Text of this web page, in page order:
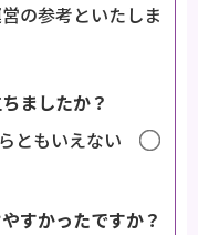
の参考といたしま
ましたか？
ともいえない
すかったですか？